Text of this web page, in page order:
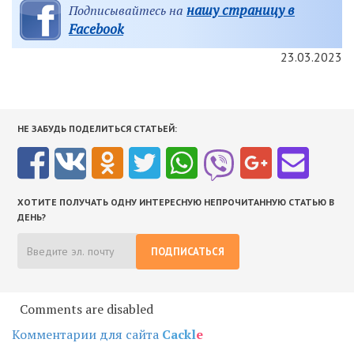
Подписывайтесь на нашу страницу в
Facebook
23.03.2023
НЕ ЗАБУДЬ ПОДЕЛИТЬСЯ СТАТЬЕЙ:
ХОТИТЕ ПОЛУЧАТЬ ОДНУ ИНТЕРЕСНУЮ НЕПРОЧИТАННУЮ СТАТЬЮ В
ДЕНЬ?
ПОДПИСАТЬСЯ
Comments are disabled
Комментарии для сайта Cackle